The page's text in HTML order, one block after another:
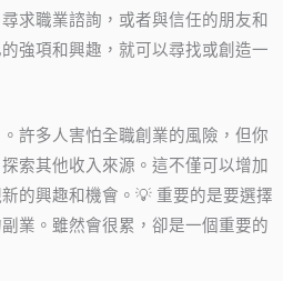
求職業諮詢，或者與信任的朋友和
強項和興趣，就可以尋找或創造一
許多人害怕全職創業的風險，但你
索其他收入來源。這不僅可以增加
的興趣和機會。💡 重要的是要選擇
業。雖然會很累，卻是一個重要的